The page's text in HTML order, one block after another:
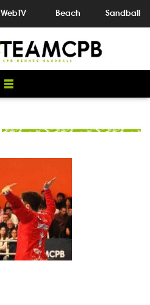
WebTV Beach Sandball